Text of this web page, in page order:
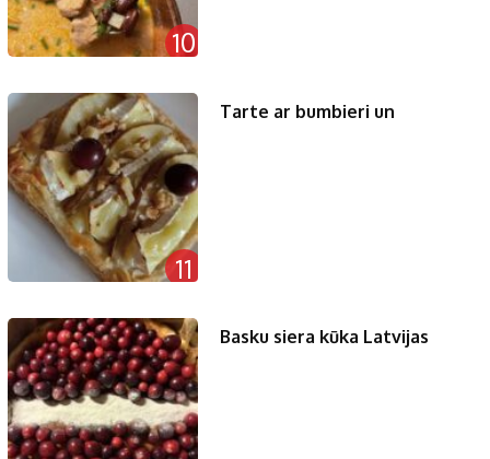
10
11
Tarte ar bumbieri un
Basku siera kūka Latvijas